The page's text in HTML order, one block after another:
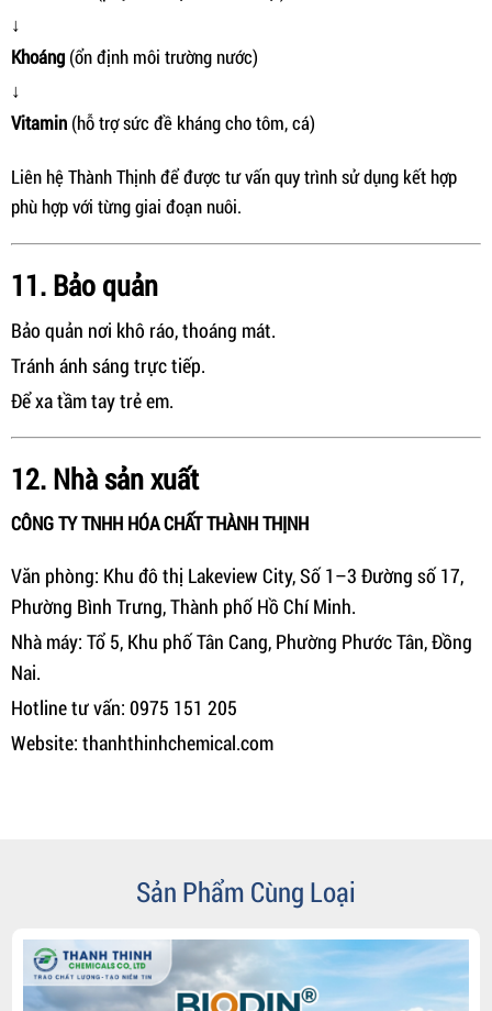
↓
Khoáng (ổn định môi trường nước)
↓
Vitamin (hỗ trợ sức đề kháng cho tôm, cá)
Liên hệ Thành Thịnh để được tư vấn quy trình sử dụng kết hợp
phù hợp với từng giai đoạn nuôi.
11. Bảo quản
Bảo quản nơi khô ráo, thoáng mát.
Tránh ánh sáng trực tiếp.
Để xa tầm tay trẻ em.
12. Nhà sản xuất
CÔNG TY TNHH HÓA CHẤT THÀNH THỊNH
Văn phòng: Khu đô thị Lakeview City, Số 1–3 Đường số 17,
Phường Bình Trưng, Thành phố Hồ Chí Minh.
Nhà máy: Tổ 5, Khu phố Tân Cang, Phường Phước Tân, Đồng
Nai.
Hotline tư vấn: 0975 151 205
Website: thanhthinhchemical.com
Sản Phẩm Cùng Loại